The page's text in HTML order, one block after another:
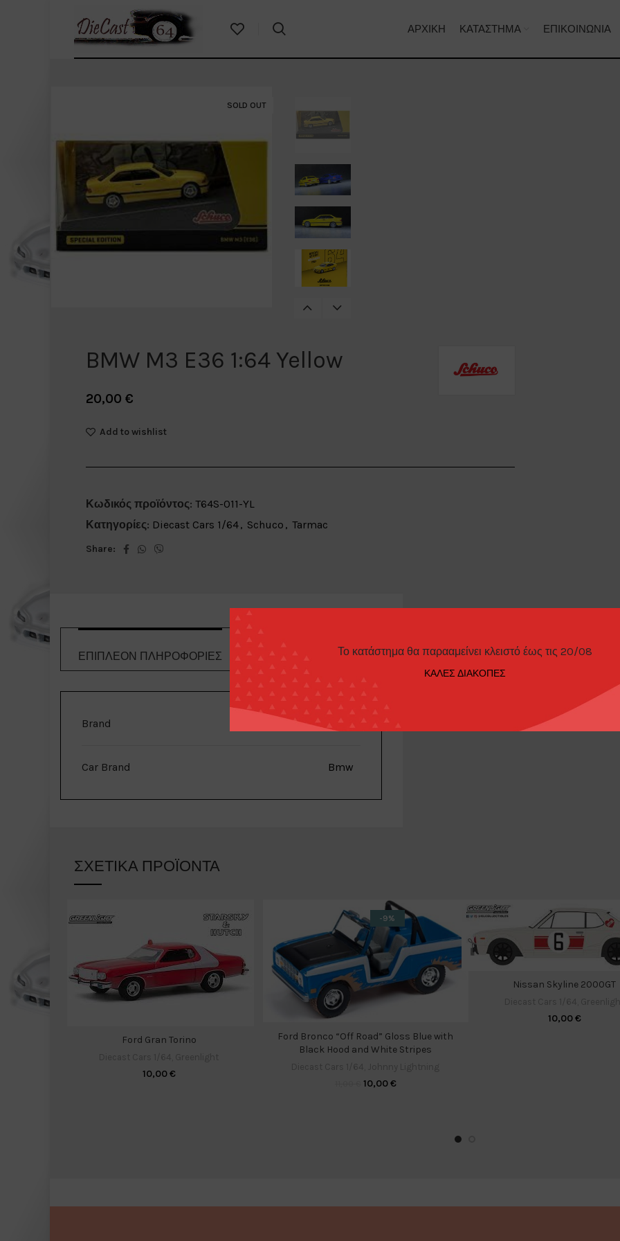
Το κατάστημα θα παρααμείνει κλειστό έως τις 20/08
ΚΑΛΕΣ ΔΙΑΚΟΠΕΣ
ΑΡΧΙΚΉ ΚΑΤΆΣΤΗΜΑ ΕΠΙΚΟΙΝΩΝΊΑ
SOLD OUT
BMW M3 E36 1:64 Yellow
20,00 €
Add to wishlist
Κωδικός προϊόντος: T64S-011-YL
Κατηγορίες: Diecast Cars 1/64, Schuco , Tarmac
Share:
ΕΠΙΠΛΈΟΝ ΠΛΗΡΟΦΟΡΊΕΣ ΤΡΌΠΟΙ ΠΑΡΑΓΓΕΛΊΑΣ
Brand Schuco
Car Brand Bmw
ΣΧΕΤΙΚΆ ΠΡΟΪΌΝΤΑ
Ford Gran Torino
10,00€
-9%
Ford Bronco “Off Road” Gloss Blue with
Black Hood and White Stripes
10,00€
Nissan Skyline 2000GT
10,00€